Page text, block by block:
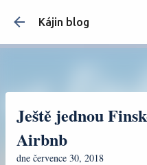
Kájin blog
Ještě jednou
Airbnb
dne července 30, 2018